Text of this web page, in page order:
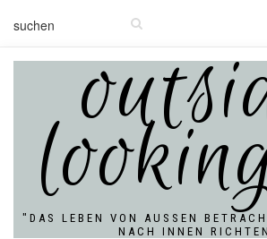
"DAS LEBEN VON AUSSEN
ACH INNEN